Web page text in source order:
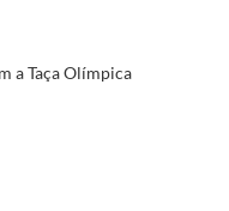
a Taça Olímpica